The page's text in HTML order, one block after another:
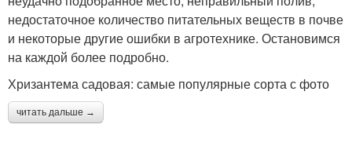
недостаточное количество питательных веществ в почве
и некоторые другие ошибки в агротехнике. Остановимся
на каждой более подробно.
Хризантема садовая: самые популярные сорта с фото
читать дальше →